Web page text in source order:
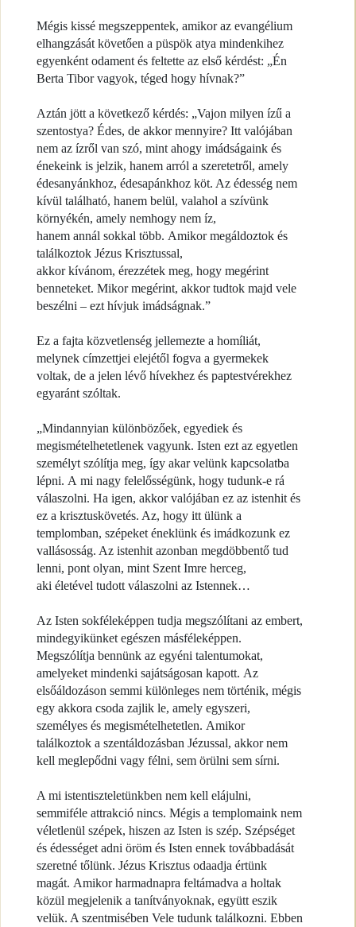
Mégis kissé megszeppentek, amikor az evangélium
elhangzását követően a püspök atya mindenkihez
egyenként odament és feltette az első kérdést: „Én
Berta Tibor vagyok, téged hogy hívnak?”
Aztán jött a következő kérdés: „Vajon milyen ízű a
szentostya? Édes, de akkor mennyire? Itt valójában
nem az ízről van szó, mint ahogy imádságaink és
énekeink is jelzik, hanem arról a szeretetről, amely
édesanyánkhoz, édesapánkhoz köt. Az édesség nem
kívül található, hanem belül, valahol a szívünk
környékén, amely nemhogy nem íz,
hanem annál sokkal több. Amikor megáldoztok és
találkoztok Jézus Krisztussal,
akkor kívánom, érezzétek meg, hogy megérint
benneteket. Mikor megérint, akkor tudtok majd vele
beszélni – ezt hívjuk imádságnak.”
Ez a fajta közvetlenség jellemezte a homíliát,
melynek címzettjei elejétől fogva a gyermekek
voltak, de a jelen lévő hívekhez és paptestvérekhez
egyaránt szóltak.
„Mindannyian különbözőek, egyediek és
megismételhetetlenek vagyunk. Isten ezt az egyetlen
személyt szólítja meg, így akar velünk kapcsolatba
lépni. A mi nagy felelősségünk, hogy tudunk-e rá
válaszolni. Ha igen, akkor valójában ez az istenhit és
ez a krisztuskövetés. Az, hogy itt ülünk a
templomban, szépeket éneklünk és imádkozunk ez
vallásosság. Az istenhit azonban megdöbbentő tud
lenni, pont olyan, mint Szent Imre herceg,
aki életével tudott válaszolni az Istennek…
Az Isten sokféleképpen tudja megszólítani az embert,
mindegyikünket egészen másféleképpen.
Megszólítja bennünk az egyéni talentumokat,
amelyeket mindenki sajátságosan kapott. Az
elsőáldozáson semmi különleges nem történik, mégis
egy akkora csoda zajlik le, amely egyszeri,
személyes és megismételhetetlen. Amikor
találkoztok a szentáldozásban Jézussal, akkor nem
kell meglepődni vagy félni, sem örülni sem sírni.
A mi istentiszteletünkben nem kell elájulni,
semmiféle attrakció nincs. Mégis a templomaink nem
véletlenül szépek, hiszen az Isten is szép. Szépséget
és édességet adni öröm és Isten ennek továbbadását
szeretné tőlünk. Jézus Krisztus odaadja értünk
magát. Amikor harmadnapra feltámadva a holtak
közül megjelenik a tanítványoknak, együtt eszik
velük. A szentmisében Vele tudunk találkozni. Ebben